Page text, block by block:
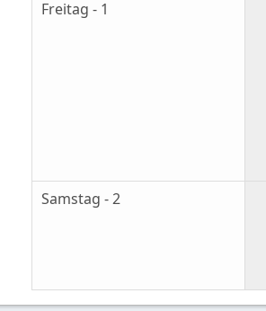
Freitag - 1
Samstag - 2